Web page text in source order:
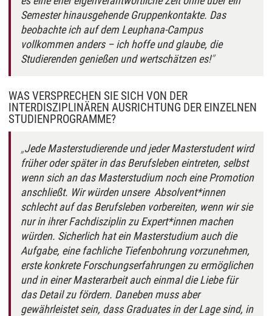
Semester hinausgehende Gruppenkontakte. Das
beobachte ich auf dem Leuphana-Campus
vollkommen anders – ich hoffe und glaube, die
Studierenden genießen und wertschätzen es!
WAS VERSPRECHEN SIE SICH VON DER
INTERDISZIPLINÄREN AUSRICHTUNG DER EINZELNEN
STUDIENPROGRAMME?
Jede Masterstudierende und jeder Masterstudent wird
früher oder später in das Berufsleben eintreten, selbst
wenn sich an das Masterstudium noch eine Promotion
anschließt. Wir würden unsere Absolvent*innen
schlecht auf das Berufsleben vorbereiten, wenn wir sie
nur in ihrer Fachdisziplin zu Expert*innen machen
würden. Sicherlich hat ein Masterstudium auch die
Aufgabe, eine fachliche Tiefenbohrung vorzunehmen,
erste konkrete Forschungserfahrungen zu ermöglichen
und in einer Masterarbeit auch einmal die Liebe für
das Detail zu fördern. Daneben muss aber
gewährleistet sein, dass Graduates in der Lage sind, in